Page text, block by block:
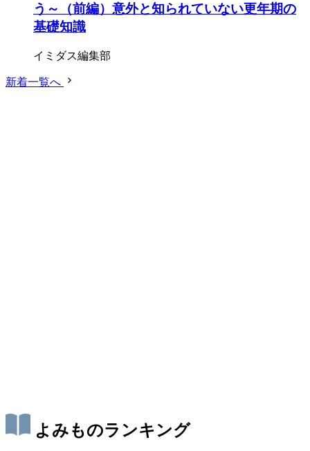
う～（前編）意外と知られていない更年期の
基礎知識
イミダス編集部
新着一覧へ
よみものランキング